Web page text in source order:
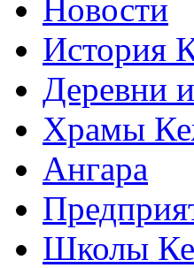
Новости
История
Деревни
Храмы
Ангара
Школы